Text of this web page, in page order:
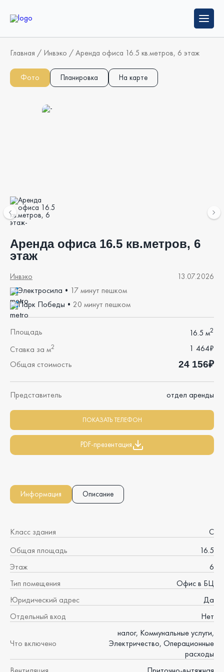
Главная / Инвэко /Аренда офиса 16.5 кв.метров, 6 этаж
Фото Планировка На карте
Аренда офиса 16.5 кв.метров, 6
этаж
13.07.2026
Инвэко
Электросила • 17 минут пешком
Парк Победы • 20 минут пешком
Площадь 16.5 м2
Ставка за м2
1 464₽
Общая стоимость
24 156₽
Представитель отдел аренды
ПОКАЗАТЬ ТЕЛЕФОН
PDF-презентация
Информация Описание
Класс здания
C
Общая площадь
16.5
Этаж
6
Тип помещения
Офис в БЦ
Юридический адрес
Да
Отдельный вход
Нет
Что включено
налог, Коммунальные услуги,
Электричество, Операционные
расходы